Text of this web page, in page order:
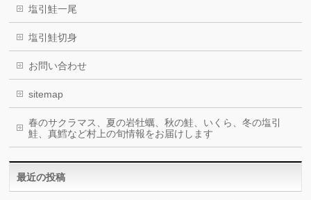
塩引鮭一尾
塩引鮭切身
お問い合わせ
sitemap
春のサクラマス、夏の岩牡蠣、秋の鮭、いくら、冬の塩引
鮭、真鱈など村上の旬情報をお届けします
最近の投稿